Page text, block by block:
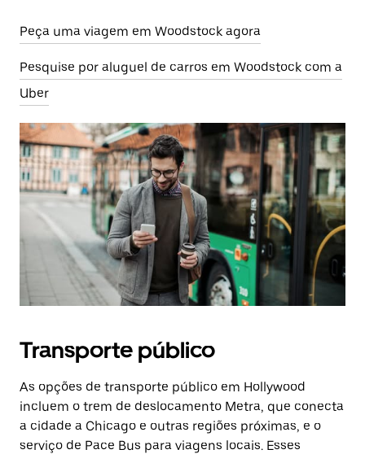
Peça uma viagem em Woodstock agora
Pesquise por aluguel de carros em Woodstock com a
Uber
Transporte público
As opções de transporte público em Hollywood
incluem o trem de deslocamento Metra, que conecta
a cidade a Chicago e outras regiões próximas, e o
serviço de Pace Bus para viagens locais. Esses